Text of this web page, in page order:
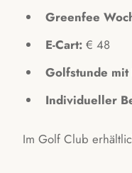
Greenfee
E-Cart: € 48
Golfstunde mit
Individueller
Im Golf Club